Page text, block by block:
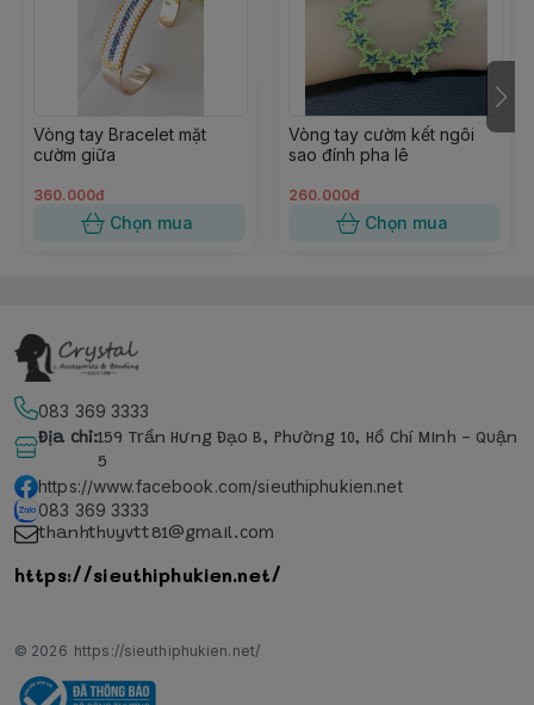
Vòng tay Bracelet mặt
cườm giữa
360.000đ
Chọn mua
Vòng tay cườm kết ngôi
sao đính pha lê
260.000đ
Chọn mua
083 369 3333
Địa chỉ:159 Trần Hưng Đạo B, Phường 10, Hồ Chí Minh - Quận
5
https://www.facebook.com/sieuthiphukien.net
083 369 3333
thanhthuyvtt81@gmail.com
https://sieuthiphukien.net/
© 2026 https://sieuthiphukien.net/